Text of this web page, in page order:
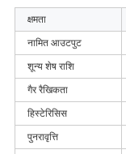
क्षमता
नामित आउटपुट
शून्य शेष राशि
गैर रैखिकता
हिस्टेरिसिस
पुनरावृत्ति